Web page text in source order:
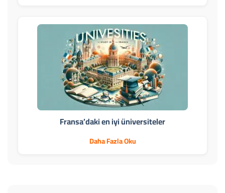
Fransa’daki en iyi üniversiteler
Daha Fazla Oku